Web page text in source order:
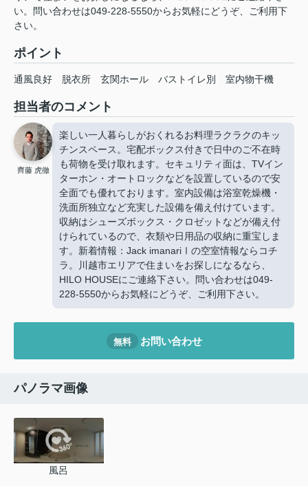
い。問い合わせは049-228-5550からお気軽にどうぞ、ご利用下
さい。
ポイント
通風良好 脱衣所 玄関ホール バストイレ別 室内物干機
担当者のコメント
齊藤 虎徹
楽しい一人暮らしがおくれるお料理ラクラクのキッ
チンスペース。宅配ボックス付きで日中のご不在時
も荷物を受け取れます。セキュリティ面は、TVイン
ターホン・オートロックなどを設置しているので安
全面でも優れております。室内設備は浴室乾燥機・
洗面所独立など充実した設備を備え付けています。
収納はシューズボックス・クロゼットなどが備え付
けられているので、衣類や日用品の収納に重宝しま
す。新着情報：Jack imanariⅠの空室情報ならコチ
ラ。川越市エリアで住まいをお探しになるなら、
HILO HOUSEにご連絡下さい。問い合わせは049-
228-5550からお気軽にどうぞ、ご利用下さい。
無料 お問い合わせ
パノラマ画像
風呂